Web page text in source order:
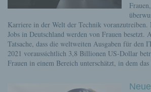
Karriere in der Welt der Technik
Jobs in Deutschland werden von Frauen besetzt.
Tatsache, dass die weltweiten Ausgaben für den
2021 voraussichtlich 3,8 Billionen US-Dollar
Frauen in einem Bereich unterschätzt, in dem das